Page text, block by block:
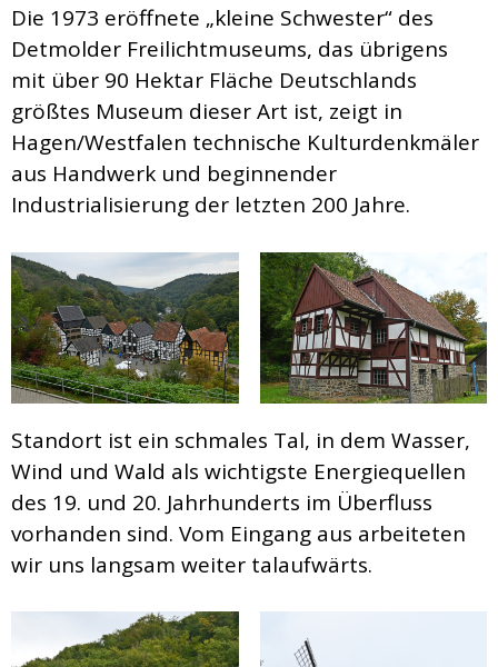
Die 1973 eröffnete „kleine Schwester“ des
Detmolder Freilichtmuseums, das übrigens
mit über 90 Hektar Fläche Deutschlands
größtes Museum dieser Art ist, zeigt in
Hagen/Westfalen technische Kulturdenkmäler
aus Handwerk und beginnender
Industrialisierung der letzten 200 Jahre.
Standort ist ein schmales Tal, in dem Wasser,
Wind und Wald als wichtigste Energiequellen
des 19. und 20. Jahrhunderts im Überfluss
vorhanden sind. Vom Eingang aus arbeiteten
wir uns langsam weiter talaufwärts.